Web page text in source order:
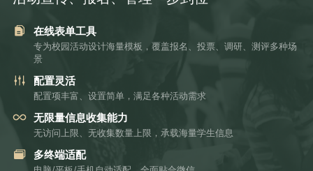
在线表单工具
专为校园活动设计海量模板，覆盖报名、投票、调研、测评多种场
景
配置灵活
配置项丰富、设置简单，满足各种活动需求
无限量信息收集能力
无访问上限、无收集数量上限，承载海量学生信息
多终端适配